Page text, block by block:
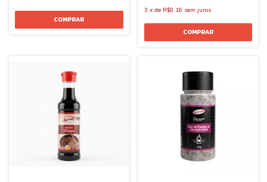
3 x de R$8,16 sem juros